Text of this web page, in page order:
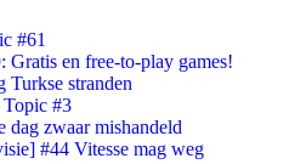
#61
Gratis en free-to-play games!
Turkse stranden
#3
zwaar mishandeld
#44 Vitesse mag weg